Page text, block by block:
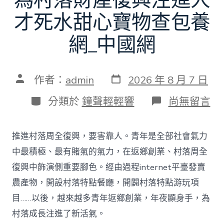
才死水甜心寶物查包養
網_中國網
文 作者： admin 發
表
日
期
2026 年 8 月 7 日
分
類
分類於 鐘聲輕輕響 在
〈為
落
財
產
復
興
注
進
人
尚無留言
推進村落周全復興，要害靠人。青年是全部社會氣力
中最積極、最有賭氣的氣力，在返鄉創業、村落周全
復興中飾演側重要腳色。經由過程internet平臺發賣
農產物，開設村落特點餐廳，開闢村落特點游玩項
目……以後，越來越多青年返鄉創業，年夜顯身手，為
村落成長注進了新活氣。